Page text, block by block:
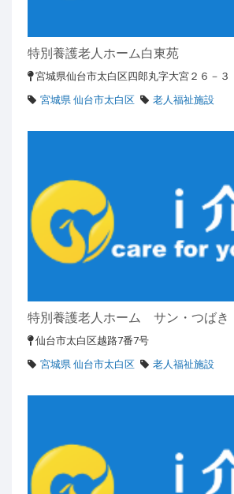
特別養護老人ホーム白東苑
宮城県仙台市太白区四郎丸字大宮２６－３
宮城県 仙台市太白区
老人福祉施設
特別養護老人ホーム サン・つばき
仙台市太白区越路7番7号
宮城県 仙台市太白区
老人福祉施設